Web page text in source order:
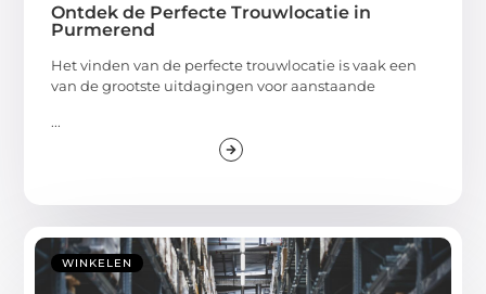
Ontdek de Perfecte Trouwlocatie in
Purmerend
Het vinden van de perfecte trouwlocatie is vaak een
van de grootste uitdagingen voor aanstaande
...
WINKELEN